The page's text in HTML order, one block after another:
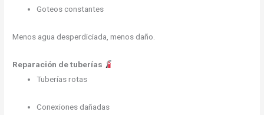
Goteos constantes
Menos agua desperdiciada, menos daño.
Reparación de tuberías
Tuberías rotas
Conexiones dañadas